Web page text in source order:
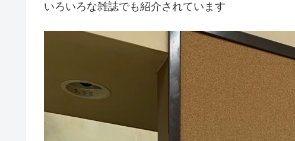
いろいろな雑誌でも紹介されています